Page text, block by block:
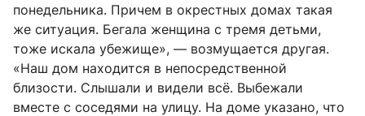
понедельника. Причем в окрестных домах такая
же ситуация. Бегала женщина с тремя детьми,
тоже искала убежище», — возмущается другая.
«Наш дом находится в непосредственной
близости. Слышали и видели всё. Выбежали
вместе с соседями на улицу. На доме указано, что